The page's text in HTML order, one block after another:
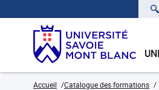
Accueil
Catalogue des formations